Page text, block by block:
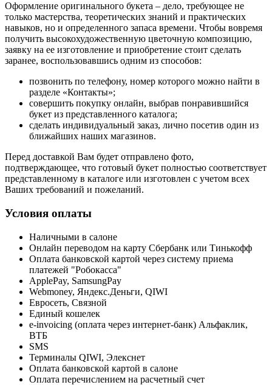
Оформление оригинального букета – дело, требующее не
только мастерства, теоретических знаний и практических
навыков, но и определенного запаса времени. Чтобы вовремя
получить высокохудожественную цветочную композицию,
заявку на ее изготовление и приобретение стоит сделать
заранее, воспользовавшись одним из способов:
позвонить по телефону, номер которого можно найти в
разделе «Контакты»;
совершить покупку онлайн, выбрав понравившийся
букет из представленного каталога;
сделать индивидуальный заказ, лично посетив один из
ближайших наших магазинов.
Перед доставкой Вам будет отправлено фото,
подтверждающее, что готовый букет полностью соответствует
представленному в каталоге или изготовлен с учетом всех
Ваших требований и пожеланий.
Условия оплаты
Наличными в салоне
Онлайн переводом на карту Сбербанк или Тинькофф
Оплата банковской картой через систему приема
платежей "Робокасса"
ApplePay, SamsungPay
Webmoney, Яндекс.Деньги, QIWI
Евросеть, Связной
Единый кошелек
e-invoicing (оплата через интернет-банк) Альфаклик,
ВТБ
SMS
Терминалы QIWI, Элекснет
Оплата банковской картой в салоне
Оплата перечислением на расчетный счет